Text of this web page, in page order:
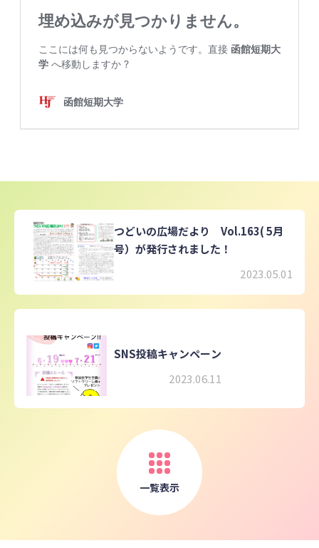
つどいの広場だより Vol.163( 5月
号）が発行されました！
2023.05.01
SNS投稿キャンペーン
2023.06.11
一覧表示